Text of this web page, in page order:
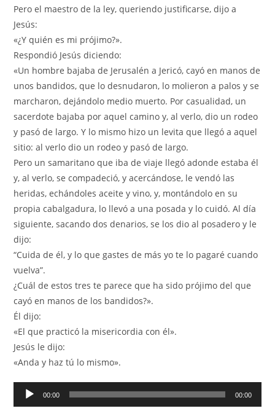
Pero el maestro de la ley, queriendo justificarse, dijo a
Jesús:
«¿Y quién es mi prójimo?».
Respondió Jesús diciendo:
«Un hombre bajaba de Jerusalén a Jericó, cayó en manos de
unos bandidos, que lo desnudaron, lo molieron a palos y se
marcharon, dejándolo medio muerto. Por casualidad, un
sacerdote bajaba por aquel camino y, al verlo, dio un rodeo
y pasó de largo. Y lo mismo hizo un levita que llegó a aquel
sitio: al verlo dio un rodeo y pasó de largo.
Pero un samaritano que iba de viaje llegó adonde estaba él
y, al verlo, se compadeció, y acercándose, le vendó las
heridas, echándoles aceite y vino, y, montándolo en su
propia cabalgadura, lo llevó a una posada y lo cuidó. Al día
siguiente, sacando dos denarios, se los dio al posadero y le
dijo:
“Cuida de él, y lo que gastes de más yo te lo pagaré cuando
vuelva”.
¿Cuál de estos tres te parece que ha sido prójimo del que
cayó en manos de los bandidos?».
Él dijo:
«El que practicó la misericordia con él».
Jesús le dijo:
«Anda y haz tú lo mismo».
Reproductor
de
00:00 00:00